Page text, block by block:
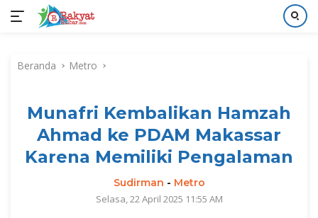
kontenBeranda Metro
Munafri Kembalikan Hamzah
Ahmad ke PDAM Makassar
Karena Memiliki Pengalaman
Sudirman - Metro
Selasa, 22 April 2025 11:55 AM